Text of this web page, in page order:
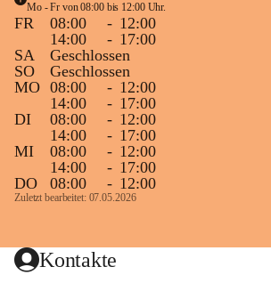
Mo - Fr von 08:00 bis 12:00 Uhr.
FR 08:00 - 12:00
14:00
- 17:00
SA
Geschlossen
SO
Geschlossen
MO 08:00 - 12:00
14:00
- 17:00
DI
08:00 - 12:00
14:00
- 17:00
MI
08:00 - 12:00
14:00
- 17:00
DO
08:00 - 12:00
Zuletzt bearbeitet: 07.05.2026
Kontakte